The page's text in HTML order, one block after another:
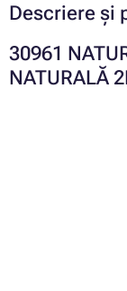
Descriere și
30961
NATURALĂ